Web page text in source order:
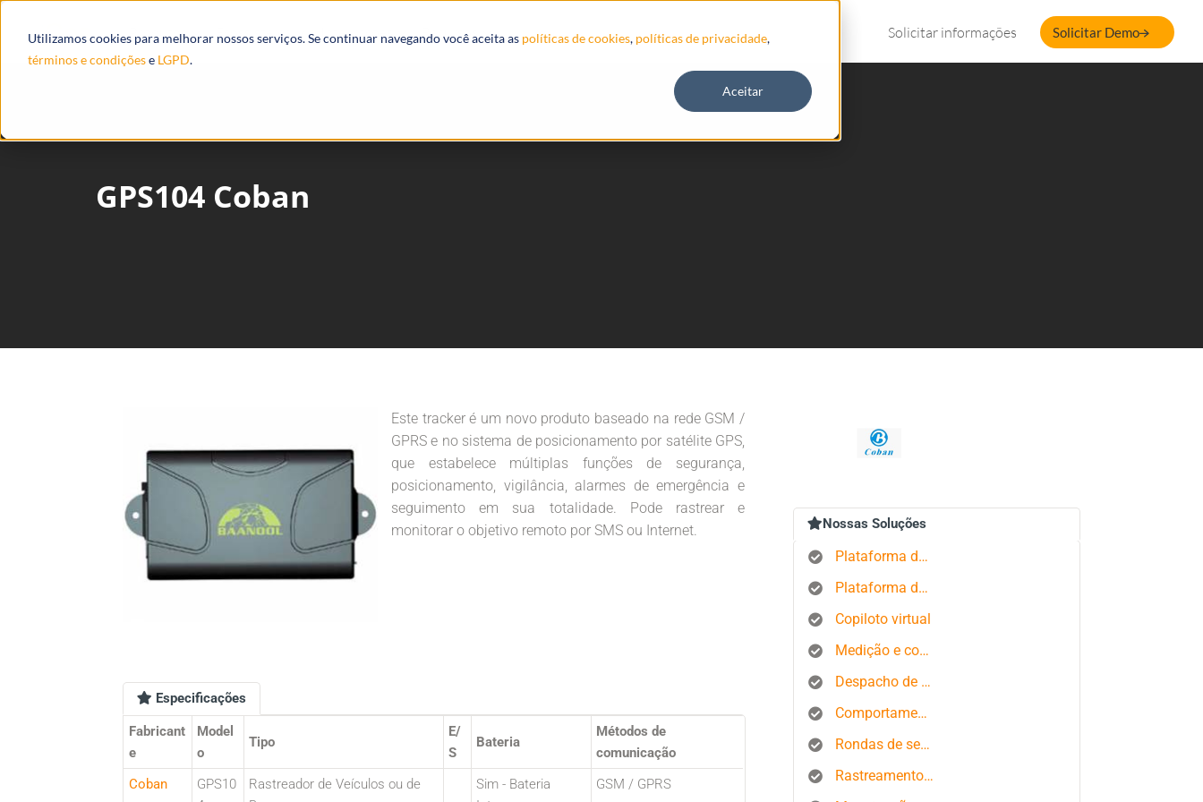
Utilizamos cookies para melhorar nossos serviços. Se continuar navegando você aceita as políticas de cookies, políticas de privacidade,
términos e condiçõese LGPD.
Aceitar
Produtos Ecossistema Integrações Recursos Solicitar informações Solicitar Demo
GPS104 Coban
Este tracker é um novo produto baseado na rede GSM /
GPRS e no sistema de posicionamento por satélite GPS,
que estabelece múltiplas funções de segurança,
posicionamento, vigilância, alarmes de emergência e
seguimento em sua totalidade. Pode rastrear e
monitorar o objetivo remoto por SMS ou Internet.
Especificações
Fabricant
e
Model
o
Tipo
E/
S
Bateria
Métodos de
comunicação
Coban
GPS10
Rastreador de Veículos ou de
Sim - Bateria
GSM / GPRS
Nossas Soluções
Plataforma de rastreamento GPS
Plataforma de gerenciamento de pedidos
Copiloto virtual
Medição e controle de estados produtivos
Despacho de ônibus
Comportamento do motorista
Rondas de segurança
Rastreamento de smartphone